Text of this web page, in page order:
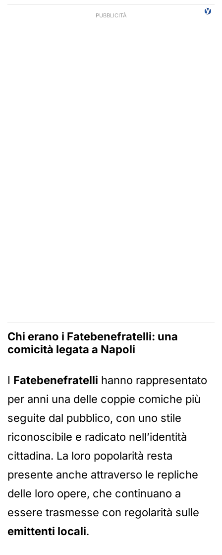
Chi erano i Fatebenefratelli: una
comicità legata a Napoli
I Fatebenefratelli hanno rappresentato
per anni una delle coppie comiche più
seguite dal pubblico, con uno stile
riconoscibile e radicato nell’identità
cittadina. La loro popolarità resta
presente anche attraverso le repliche
delle loro opere, che continuano a
essere trasmesse con regolarità sulle
emittenti locali.